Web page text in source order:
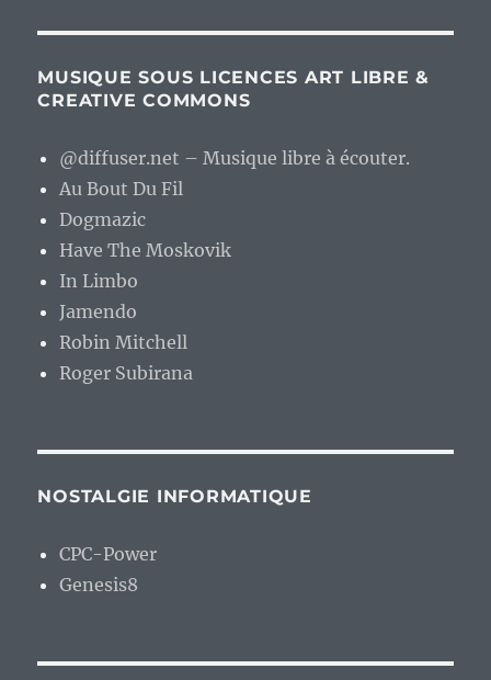
MUSIQUE SOUS LICENCES ART LIBRE &
CREATIVE COMMONS
@diffuser.net – Musique libre à écouter.
Au Bout Du Fil
Dogmazic
Have The Moskovik
In Limbo
Jamendo
Robin Mitchell
Roger Subirana
NOSTALGIE INFORMATIQUE
CPC-Power
Genesis8